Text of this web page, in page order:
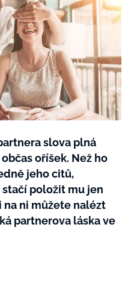
- 599 KČ
SVĚT ŽENY +
slova plná
oříšek. Než ho
jeho citů,
položit mu jen
na ni můžete nalézt
partnerova láska ve